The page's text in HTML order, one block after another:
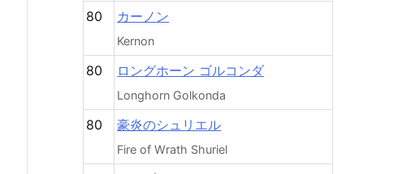
80 カーノン
Kernon
80 ロングホーン ゴルコンダ
Longhorn Golkonda
80 豪炎のシュリエル
Fire of Wrath Shuriel